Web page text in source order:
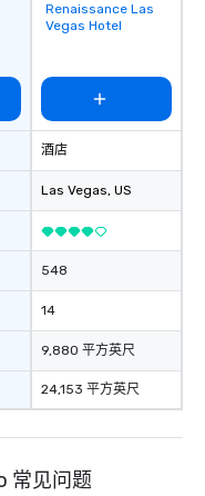
Removed from
favorites
Renaissance Las
Vegas Hotel
酒店
Las Vegas, US
548
14
9,880 平方英尺
24,153 平方英尺
常见问题